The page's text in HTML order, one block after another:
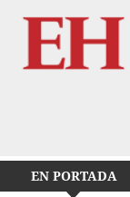
EN PORTADA